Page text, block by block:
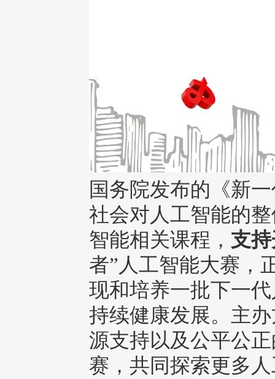
国务院发布的《新
社会对人工智能的
智能相关课程， 支
者”人工智能大赛，
现和培养一批下一
持续健康发展。主
源支持以及公平公
赛，共同探索更多